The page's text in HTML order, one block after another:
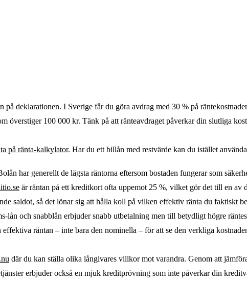
på deklarationen. I Sverige får du göra avdrag med 30 % på
överstiger 100 000 kr. Tänk på att ränteavdraget påverkar din slutliga
på ränta-kalkylator. Har du ett billån med restvärde kan du istället
har generellt de lägsta räntorna eftersom bostaden fungerar som
är räntan på ett kreditkort ofta uppemot 25 %, vilket gör det till en av
saldot, så det lönar sig att hålla koll på vilken effektiv ränta du faktiskt
lån och snabblån erbjuder snabb utbetalning men till betydligt högre
räntan – inte bara den nominella – för att se den verkliga
där du kan ställa olika långivares villkor mot varandra. Genom att
erbjuder också en mjuk kreditprövning som inte påverkar din